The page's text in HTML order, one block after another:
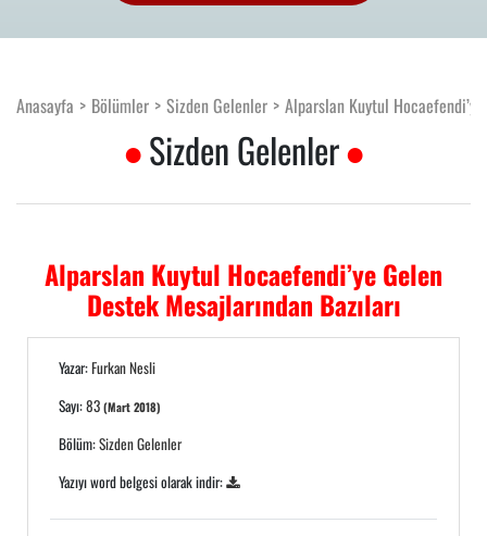
Anasayfa Bölümler Sizden Gelenler Alparslan Kuytul
Sizden Gelenler
Alparslan Kuytul Hocaefendi’ye Gelen
Destek Mesajlarından Bazıları
Yazar:Furkan Nesli
Sayı:83(Mart 2018)
Bölüm:Sizden Gelenler
Yazıyı word belgesi olarak indir: